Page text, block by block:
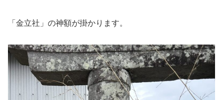
「金立社」の神額が掛かります。